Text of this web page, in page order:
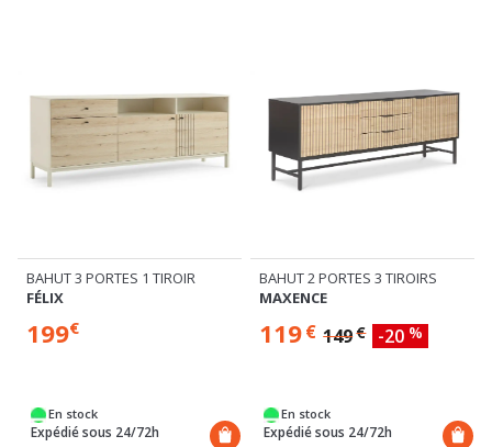
BAHUT 3 PORTES 1 TIROIR
FÉLIX
199€
En stock
Expédié sous 24/72h
BAHUT 2 PORTES 3 TIROIRS
MAXENCE
119€ 149€ -20 %
En stock
Expédié sous 24/72h